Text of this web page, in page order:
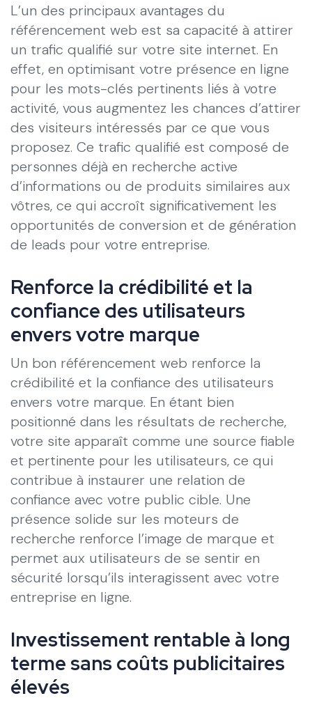
L’un des principaux avantages du
référencement web est sa capacité à attirer
un trafic qualifié sur votre site internet. En
effet, en optimisant votre présence en ligne
pour les mots-clés pertinents liés à votre
activité, vous augmentez les chances d’attirer
des visiteurs intéressés par ce que vous
proposez. Ce trafic qualifié est composé de
personnes déjà en recherche active
d’informations ou de produits similaires aux
vôtres, ce qui accroît significativement les
opportunités de conversion et de génération
de leads pour votre entreprise.
Renforce la crédibilité et la
confiance des utilisateurs
envers votre marque
Un bon référencement web renforce la
crédibilité et la confiance des utilisateurs
envers votre marque. En étant bien
positionné dans les résultats de recherche,
votre site apparaît comme une source fiable
et pertinente pour les utilisateurs, ce qui
contribue à instaurer une relation de
confiance avec votre public cible. Une
présence solide sur les moteurs de
recherche renforce l’image de marque et
permet aux utilisateurs de se sentir en
sécurité lorsqu’ils interagissent avec votre
entreprise en ligne.
Investissement rentable à long
terme sans coûts publicitaires
élevés